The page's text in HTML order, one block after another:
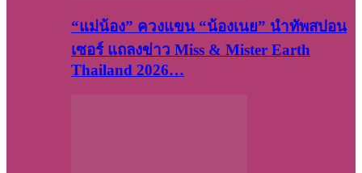
“แม่น้อง” ควงแขน “น้องเนย” นำทัพสปอน
เซอร์ แถลงข่าว Miss & Mister Earth
Thailand 2026…